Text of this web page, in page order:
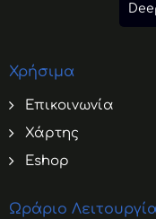
Χρήσιμα
Επικοινωνία
Χάρτης
Eshop
Ωράριο